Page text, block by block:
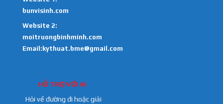
bunvisinh.com
Website 2:
moitruongbinhminh.com
Email:kythuat.bme@gmail.com
HỖ TRỢ VỚI AI
Hỏi về đường đi hoặc giải